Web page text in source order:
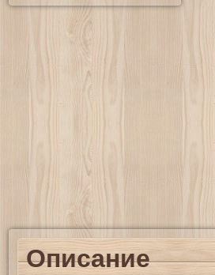
Описание